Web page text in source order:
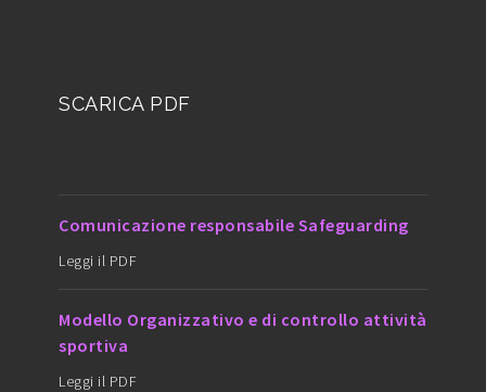
SCARICA PDF
Comunicazione responsabile Safeguarding
Leggi il PDF
Modello Organizzativo e di controllo attività
sportiva
Leggi il PDF